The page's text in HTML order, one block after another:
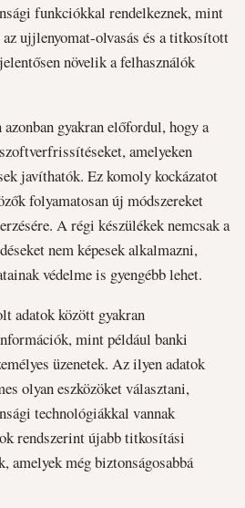
funkciókkal rendelkeznek, mint
ujjlenyomat-olvasás és a titkosított
növelik a felhasználók
gyakran előfordul, hogy a
amelyeken
javíthatók. Ez komoly kockázatot
folyamatosan új módszereket
A régi készülékek nemcsak a
nem képesek alkalmazni,
védelme is gyengébb lehet.
adatok között gyakran
mint például banki
üzenetek. Az ilyen adatok
olyan eszközöket választani,
technológiákkal vannak
rendszerint újabb titkosítási
amelyek még biztonságosabbá